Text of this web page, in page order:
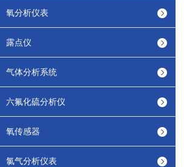
氧分析仪表
露点仪
气体分析系统
六氟化硫分析仪
氧传感器
氯气分析仪表